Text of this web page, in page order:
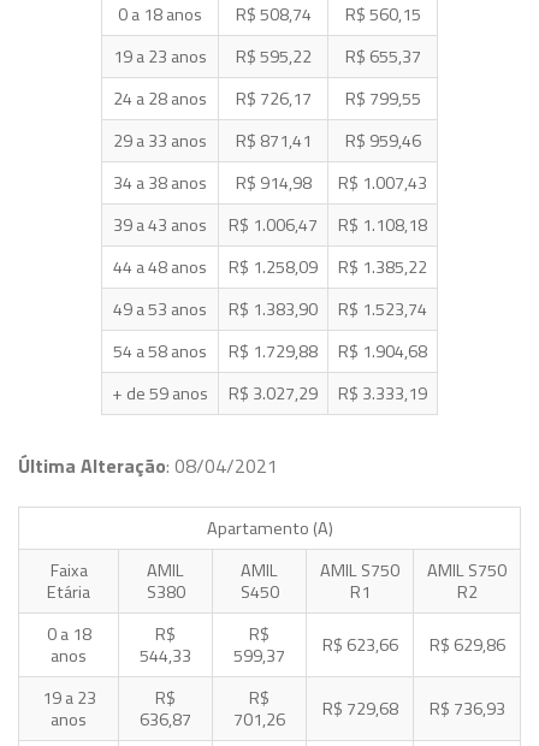
0 a 18 anos
R$ 508,74
R$ 560,15
19 a 23 anos
R$ 595,22
R$ 655,37
24 a 28 anos
R$ 726,17
R$ 799,55
29 a 33 anos
R$ 871,41
R$ 959,46
34 a 38 anos
R$ 914,98
R$ 1.007,43
39 a 43 anos
R$ 1.006,47
R$ 1.108,18
44 a 48 anos
R$ 1.258,09
R$ 1.385,22
49 a 53 anos
R$ 1.383,90
R$ 1.523,74
54 a 58 anos
R$ 1.729,88
R$ 1.904,68
+ de 59 anos
R$ 3.027,29 R$ 3.333,19
Última Alteração: 08/04/2021
Apartamento (A)
Faixa
Etária
AMIL
S380
AMIL
S450
AMIL S750
R1
AMIL S750
R2
0 a 18
anos
R$
544,33
R$
599,37
R$ 623,66
R$ 629,86
19 a 23
anos
R$
636,87
R$
701,26
R$ 729,68
R$ 736,93